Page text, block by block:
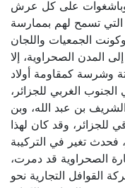
وباشغوات على كل عرش
التي تسمح لهم بممارسة
الجمعيات واللجان
المدن الصحراوية، إلا
وشرسة كمقاومة أولاد
الغربي للجزائر،
بن عبد الله، وبن
للجزائر، وقد كان لهذا
فحدث تغير في التركيبة
الصحراوية قد دمرت،
القوافل التجارية نحو